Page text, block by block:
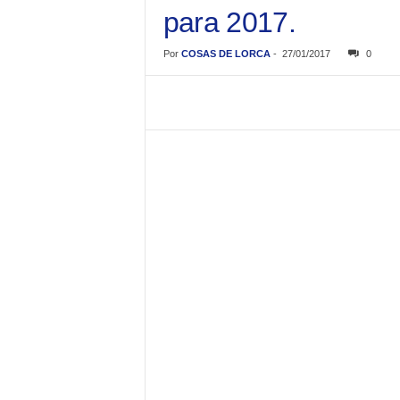
para 2017.
Por COSAS DE LORCA- 27/01/2017 0